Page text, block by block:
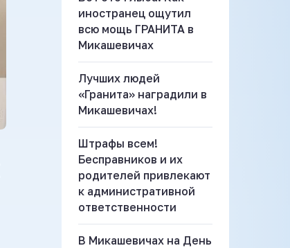
иностранец ощутил
всю мощь ГРАНИТА в
Микашевичах
Лучших людей
«Гранита» наградили в
Микашевичах!
Штрафы всем!
Бесправников и их
родителей привлекают
к административной
ответственности
В Микашевичах на День